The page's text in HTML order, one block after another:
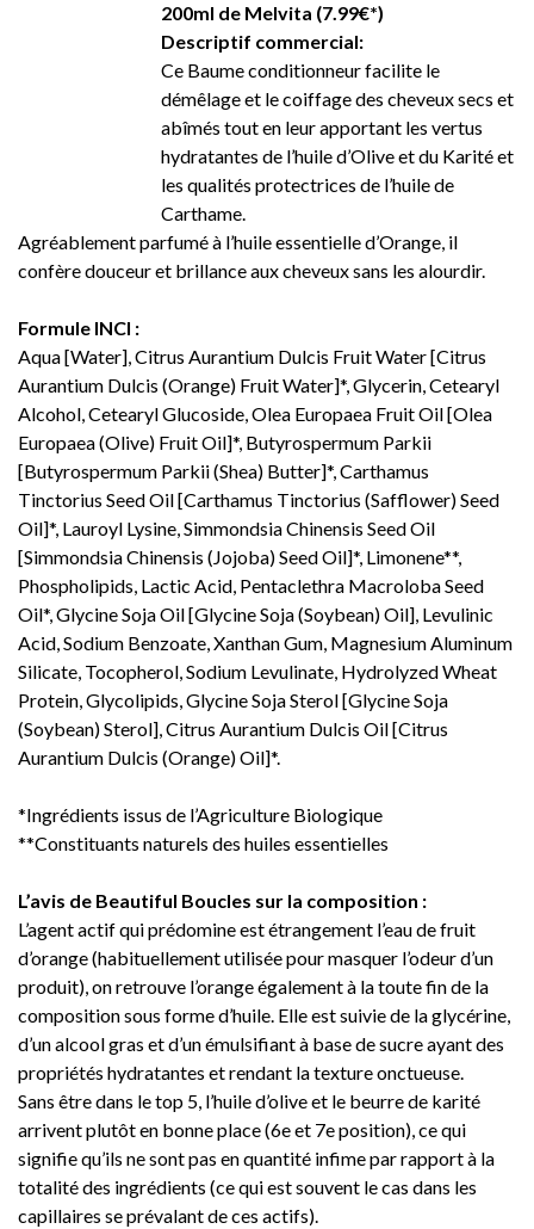
200ml de Melvita (7.99€*)
Descriptif commercial:
Ce Baume conditionneur facilite le
démêlage et le coiffage des cheveux secs et
abîmés tout en leur apportant les vertus
hydratantes de l’huile d’Olive et du Karité et
les qualités protectrices de l’huile de
Carthame.
Agréablement parfumé à l’huile essentielle d’Orange, il
confère douceur et brillance aux cheveux sans les alourdir.
Formule INCI :
Aqua [Water], Citrus Aurantium Dulcis Fruit Water [Citrus
Aurantium Dulcis (Orange) Fruit Water]*, Glycerin, Cetearyl
Alcohol, Cetearyl Glucoside, Olea Europaea Fruit Oil [Olea
Europaea (Olive) Fruit Oil]*, Butyrospermum Parkii
[Butyrospermum Parkii (Shea) Butter]*, Carthamus
Tinctorius Seed Oil [Carthamus Tinctorius (Safflower) Seed
Oil]*, Lauroyl Lysine, Simmondsia Chinensis Seed Oil
[Simmondsia Chinensis (Jojoba) Seed Oil]*, Limonene**,
Phospholipids, Lactic Acid, Pentaclethra Macroloba Seed
Oil*, Glycine Soja Oil [Glycine Soja (Soybean) Oil], Levulinic
Acid, Sodium Benzoate, Xanthan Gum, Magnesium Aluminum
Silicate, Tocopherol, Sodium Levulinate, Hydrolyzed Wheat
Protein, Glycolipids, Glycine Soja Sterol [Glycine Soja
(Soybean) Sterol], Citrus Aurantium Dulcis Oil [Citrus
Aurantium Dulcis (Orange) Oil]*.
*Ingrédients issus de l’Agriculture Biologique
**Constituants naturels des huiles essentielles
L’avis de Beautiful Boucles sur la composition :
L’agent actif qui prédomine est étrangement l’eau de fruit
d’orange (habituellement utilisée pour masquer l’odeur d’un
produit), on retrouve l’orange également à la toute fin de la
composition sous forme d’huile. Elle est suivie de la glycérine,
d’un alcool gras et d’un émulsifiant à base de sucre ayant des
propriétés hydratantes et rendant la texture onctueuse.
Sans être dans le top 5, l’huile d’olive et le beurre de karité
arrivent plutôt en bonne place (6e et 7e position), ce qui
signifie qu’ils ne sont pas en quantité infime par rapport à la
totalité des ingrédients (ce qui est souvent le cas dans les
capillaires se prévalant de ces actifs).